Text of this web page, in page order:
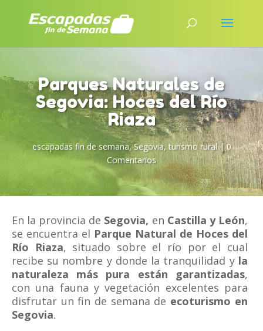
Parques Naturales de
Segovia: Hoces del Río
Riaza
escapadas fin de semana,Segovia,turismo rural|0
Comentarios
En la provincia de Segovia, en Castilla y León,
se encuentra el Parque Natural de Hoces del
Río Riaza, situado sobre el río por el cual
recibe su nombre y donde la tranquilidad y la
naturaleza más pura están garantizadas,
con una fauna y vegetación excelentes para
disfrutar un fin de semana de ecoturismo en
Segovia.